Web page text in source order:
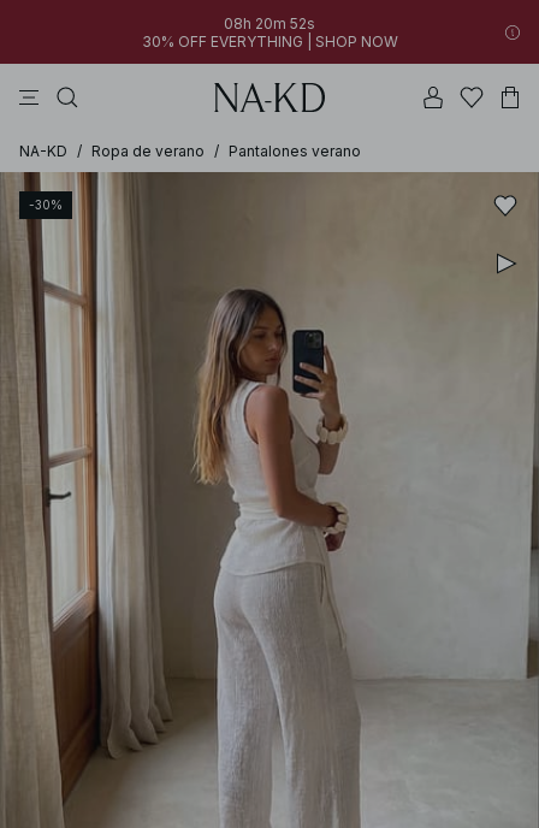
08h 20m 52s
30% OFF EVERYTHING | SHOP NOW
NA-KD / Ropa de verano / Pantalones verano
-30%